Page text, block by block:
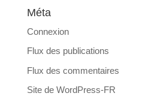
Méta
Connexion
Flux des publications
Flux des commentaires
Site de WordPress-FR